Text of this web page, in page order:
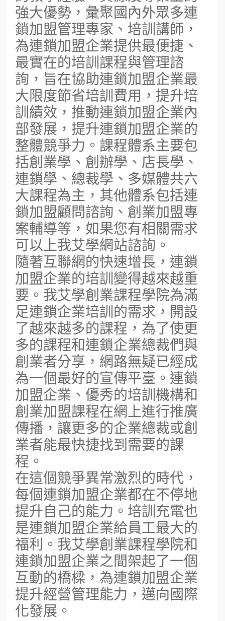
強大優勢，彙聚國內外眾多連
鎖加盟管理專家、培訓講師，
為連鎖加盟企業提供最便捷、
最實在的培訓課程與管理諮
詢，旨在協助連鎖加盟企業最
大限度節省培訓費用，提升培
訓績效，推動連鎖加盟企業內
部發展，提升連鎖加盟企業的
整體競爭力。課程體系主要包
括創業學、創辦學、店長學、
連鎖學、總裁學、多媒體共六
大課程為主，其他體系包括連
鎖加盟顧問諮詢、創業加盟專
案輔導等，如果您有相關需求
可以上我艾學網站諮詢。
隨著互聯網的快速增長，連鎖
加盟企業的培訓變得越來越重
要。我艾學創業課程學院為滿
足連鎖企業培訓的需求，開設
了越來越多的課程，為了使更
多的課程和連鎖企業總裁們與
創業者分享，網路無疑已經成
為一個最好的宣傳平臺。連鎖
加盟企業、優秀的培訓機構和
創業加盟課程在網上進行推廣
傳播，讓更多的企業總裁或創
業者能最快捷找到需要的課
程。
在這個競爭異常激烈的時代，
每個連鎖加盟企業都在不停地
提升自己的能力。培訓充電也
是連鎖加盟企業給員工最大的
福利。我艾學創業課程學院和
連鎖加盟企業之間架起了一個
互動的橋樑，為連鎖加盟企業
提升經營管理能力，邁向國際
化發展。